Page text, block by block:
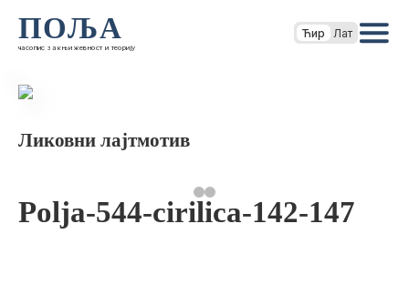
ПОЉА
часопис за књижевност и теорију
Ћир Лат
Ликовни лајтмотив
Polja-544-cirilica-142-147